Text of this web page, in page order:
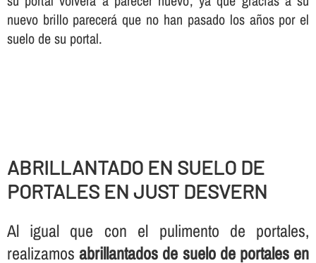
nuevo brillo parecerá que no han pasado los años por el
suelo de su portal.
ABRILLANTADO EN SUELO DE
PORTALES EN JUST DESVERN
Al igual que con el pulimento de portales,
realizamosabrillantados de suelo de portales en